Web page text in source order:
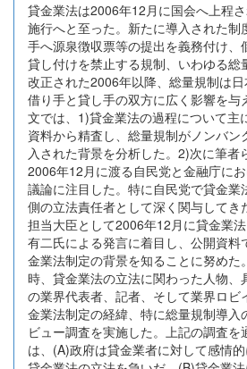
貸金業法は2006年12月に国会へ上程
施行へと至った。新たに導入された制
手へ源泉徴収票等の提出を義務付け、
貸し付けを禁止する規制、いわゆる総
改正された2006年以降、総量規制は
借り手と貸し手の双方に広く影響を与
文では、1)貸金業法の過程について主
資料から精査し、総量規制がノンバン
入された背景を分析した。2)次に筆者
2006年12月に渡る自民党と金融庁に
議論に注目した。特に自民党で貸金業
側の立法責任者として深く関与してき
担当大臣として2006年12月に貸金業
有二氏による発言に着目し、公開資料
金業法制定の背景を知ることに努めた
時、貸金業法の立法に関わった人物
の業界代表者、記者、そして業界ロビ
金業法制定の経緯、特に総量規制導入
ビュー調査を実施した。上記の調査
は、(A)政府は貸金業者に対して感情